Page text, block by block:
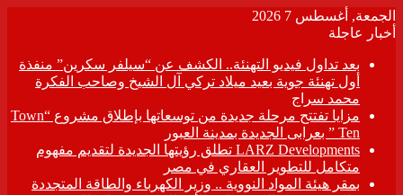
الجمعة, أغسطس 7 2026
أخبار عاجلة
بعد تداول فيديو التهنئة.. الكشف عن “سيلفر سكرين” منفذة
أول تهنئة جوية بعيد ميلاد تركي آل الشيخ وصاحب الفكرة
محمد سراج
مزايا تفتتح مرحلة جديدة من توسعاتها بإطلاق مشروع “Town
Ten ” بعرابى الجديدة بمدينة العبور
LARZ Developments تطلق رؤيتها الجديدة لتقديم مفهوم
متكامل للتطوير العقاري في مصر
بمقر هيئة المواد النووية .. وزير الكهرباء والطاقة المتجددة